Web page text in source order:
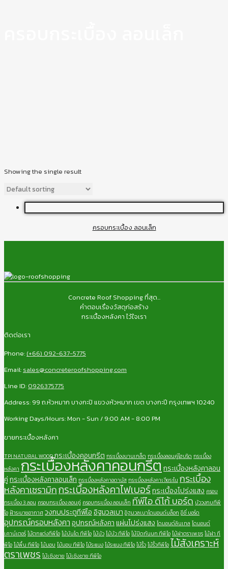
Showing the single result
ครอบกระเบื้อง ลอนเล็ก
Concrete Roof Shopping ที่สุด...
คำตอบเรื่องวัสดุก่อสร้าง
กระเบื้องหลังคา ไว้ใจเรา
ติดต่อเรา
Phone: (+66) 092-637-5775
Email: sales@concreteroofshopping.com
Line ID: 0926375775
Address: 99 ถ.หัวหมาก บางกะปิ แขวงหัวหมาก เขต บางกะปี กรุงเทพฯ 10240
Working Days/Hours: Mon - Sun / 9:00 AM - 8:00 PM
ขายกระเบื้องหลังคา
TPI NATURAL WOODกระเบื้องคอนกรีต กระเบื้องบานเกล็ด กระเบื้องลอนคู่ไฮบริด กระเบื้อง
หลังคา กระเบื้องหลังคาคอนกรีตกระเบื้องหลังคาลอน
คู่กระเบื้องหลังคาลอนเล็ก กระเบื้องหลังคาอดามัสกระเบื้องหลังคาเจียระไน กระเบื้อง
หลังคาเซรามิกกระเบื้องหลังคาไฟเบอร์กระเบื้องโปร่งแสง ครอบ
กระเบื้อง 3 ลอน ครอบกระเบื้อง ลอนคู่ ครอบกระเบื้อง ลอนเล็ก ทีพีไอ ดีโก้ บอร์ด บัววงกบทีพี
ไอ ฝ้าระบายอากาศวงกบประตูทีพีไออิฐมวลเบา อิฐมวลเบาไดมอนด์บล็อก อีซี่ บอร์ด
อุปกรณ์ครอบหลังคาอุปกรณ์หลังคาแผ่นโปร่งแสง ไดมอนด์ลินเทล ไดมอนด์
เคาน์เตอร์ไม้ตกแต่งทีพีไอไม้บันได ทีพีไอไม้บัวไม้บัว ทีพีไอไม้ปิดกันนก ทีพีไอไม้ฝาตราเพชรไม้ฝา ที
พีไอไม้พื้น ทีพีไอไม้มอบ ไม้มอบ ทีพีไอไม้ระแนงไม้ระแนง ทีพีไอไม้รั้วไม้รั้วทีพีไอไม้สังเคราะห์
ตราเพชร ไม้เชิงชาย ไม้เชิงชาย ทีพีไอ